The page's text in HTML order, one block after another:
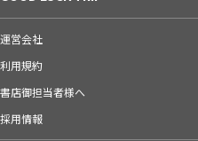
運営会社
利用規約
書店御担当者様へ
採用情報